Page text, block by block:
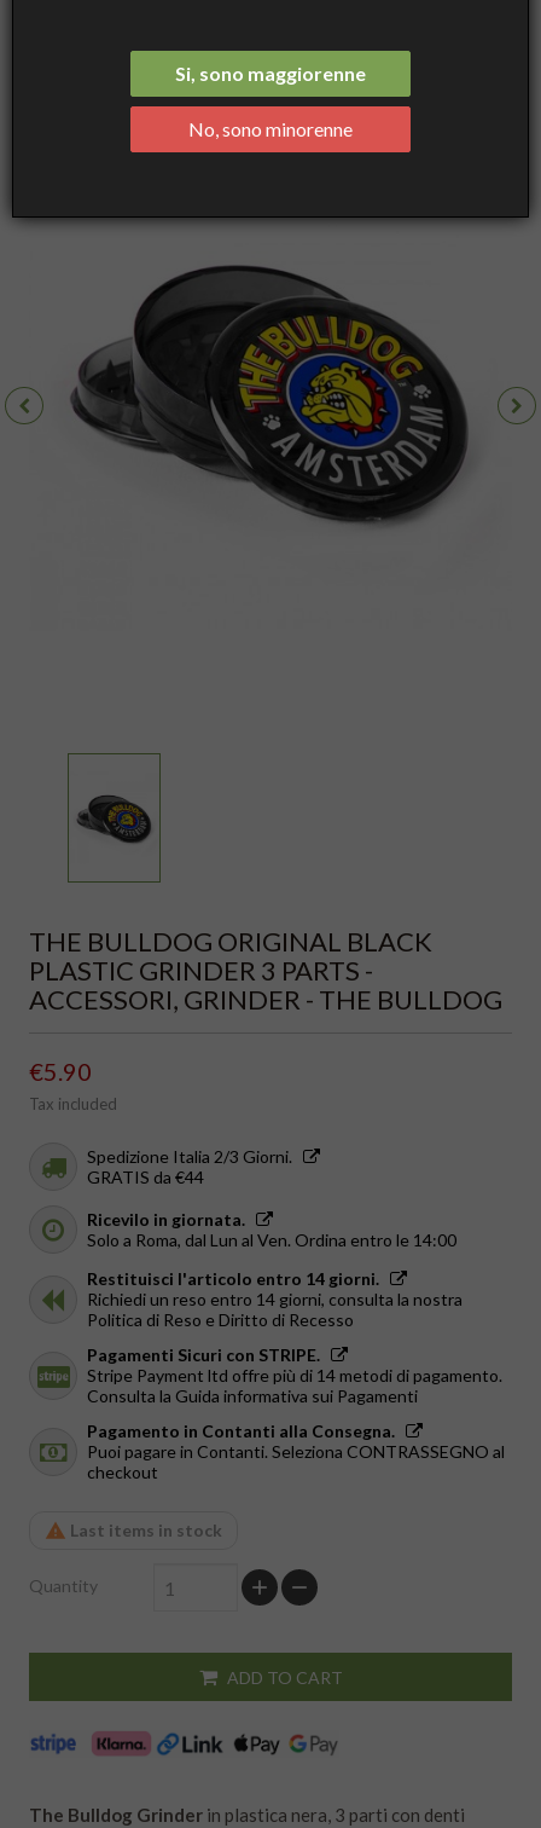
THE BULLDOG ORIGINAL BLACK
PLASTIC GRINDER 3 PARTS -
ACCESSORI, GRINDER - THE BULLDOG
€5.90
Tax included
Spedizione Italia 2/3 Giorni.
GRATIS da €44
Ricevilo in giornata.
Solo a Roma, dal Lun al Ven. Ordina entro le 14:00
Restituisci l'articolo entro 14 giorni.
Richiedi un reso entro 14 giorni, consulta la nostra
Politica di Reso e Diritto di Recesso
Pagamenti Sicuri con STRIPE.
Stripe Payment ltd offre più di 14 metodi di pagamento.
Consulta la Guida informativa sui Pagamenti
Pagamento in Contanti alla Consegna.
Puoi pagare in Contanti. Seleziona CONTRASSEGNO al
checkout
Last items in stock
Quantity
ADD TO CART
The Bulldog Grinder in plastica nera, 3 parti con denti
Si, sono maggiorenne
No, sono minorenne